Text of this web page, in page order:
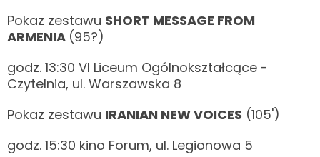
Pokaz zestawu SHORT MESSAGE FROM
ARMENIA (95?)
godz. 13:30 VI Liceum Ogólnokształcące -
Czytelnia, ul. Warszawska 8
Pokaz zestawu IRANIAN NEW VOICES (105')
godz. 15:30 kino Forum, ul. Legionowa 5